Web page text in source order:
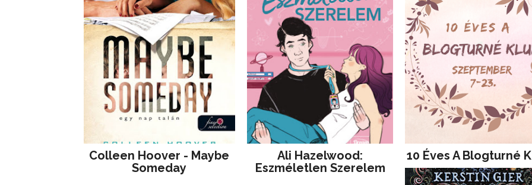
Colleen Hoover - Maybe
Someday
Ali Hazelwood:
Eszméletlen Szerelem
10 Éves A Blogturné